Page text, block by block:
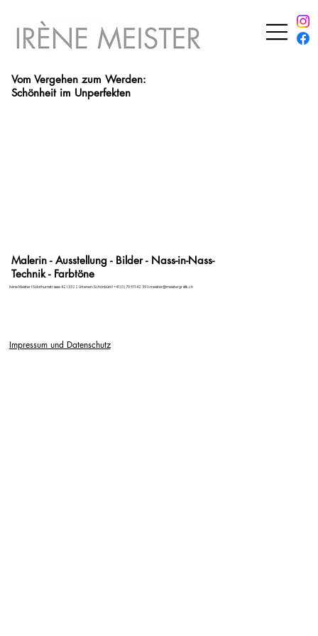
Malerin - Ausstellung - Bilder - Nass-in-Nass-
Technik - Farbtöne
Vom Vergehen zum Werden:
Schönheit im Unperfekten
Irène Meister I Solothurnstrasse 42 I 3322 Urtenen-Schönbühl I +41 (0) 79 511 42 39 Ii.meister@meistergrafik.ch
Impressum und Datenschutz